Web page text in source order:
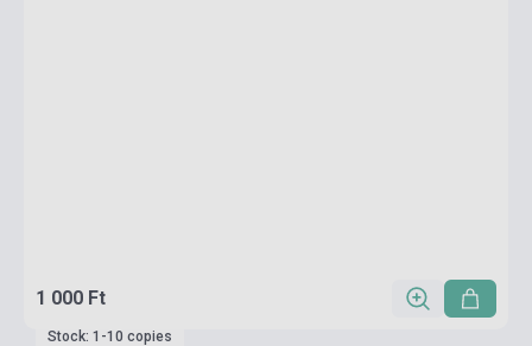
1 000 Ft
Stock: 1-10 copies